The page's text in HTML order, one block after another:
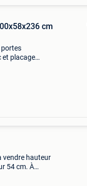
cm
portes
et placage
vendre hauteur
54 cm. À